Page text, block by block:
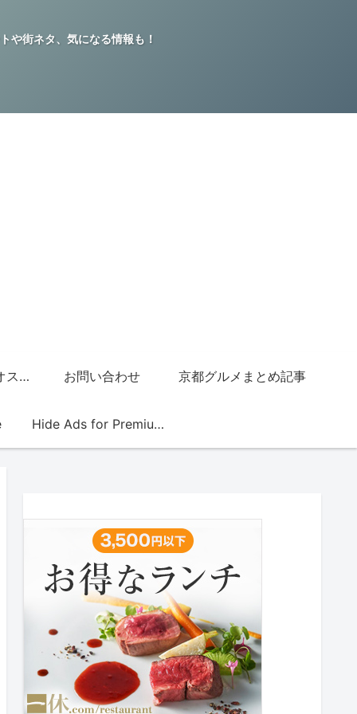
や街ネタ、気になる情報も！
グッチジャパン的オススメ店 お問い合わせ 京都グルメまとめ記事
Hide Ads for Premium Members